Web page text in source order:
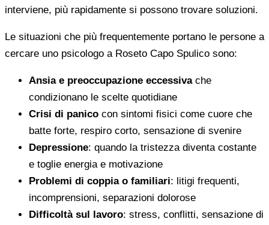
interviene, più rapidamente si possono trovare soluzioni.
Le situazioni che più frequentemente portano le persone a
cercare uno psicologo a Roseto Capo Spulico sono:
Ansia e preoccupazione eccessivache
condizionano le scelte quotidiane
Crisi di panico con sintomi fisici come cuore che
batte forte, respiro corto, sensazione di svenire
Depressione: quando la tristezza diventa costante
e toglie energia e motivazione
Problemi di coppia o familiari: litigi frequenti,
incomprensioni, separazioni dolorose
Difficoltà sul lavoro: stress, conflitti, sensazione di